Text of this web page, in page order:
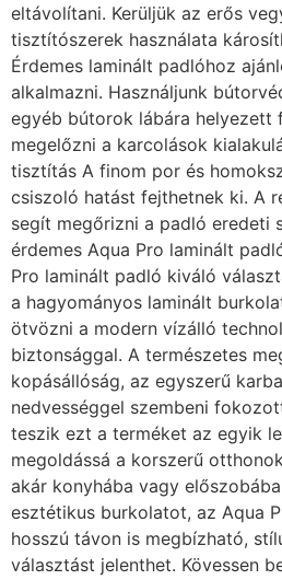
eltávolítani. Kerüljük az erős
tisztítószerek használata
Érdemes laminált padlóhoz
alkalmazni. Használjunk
egyéb bútorok lábára helyezett
megelőzni a karcolások
tisztítás A finom por és
csiszoló hatást fejthetnek ki. A
segít megőrizni a padló eredeti
érdemes Aqua Pro laminált
Pro laminált padló kiváló
a hagyományos laminált
ötvözni a modern vízálló
biztonsággal. A természetes
kopásállóság, az egyszerű
nedvességgel szembeni
teszik ezt a terméket az egyik
megoldássá a korszerű
akár konyhába vagy
esztétikus burkolatot, az Aqua
hosszú távon is megbízható,
választást jelenthet. Kövessen